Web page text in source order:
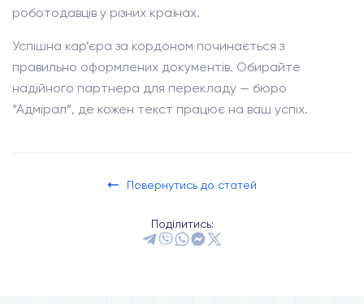
роботодавців у різних країнах.
Успішна кар’єра за кордоном починається з
правильно оформлених документів. Обирайте
надійного партнера для перекладу — бюро
“Адмірал”, де кожен текст працює на ваш успіх.
Повернутись до статей
Поділитись: